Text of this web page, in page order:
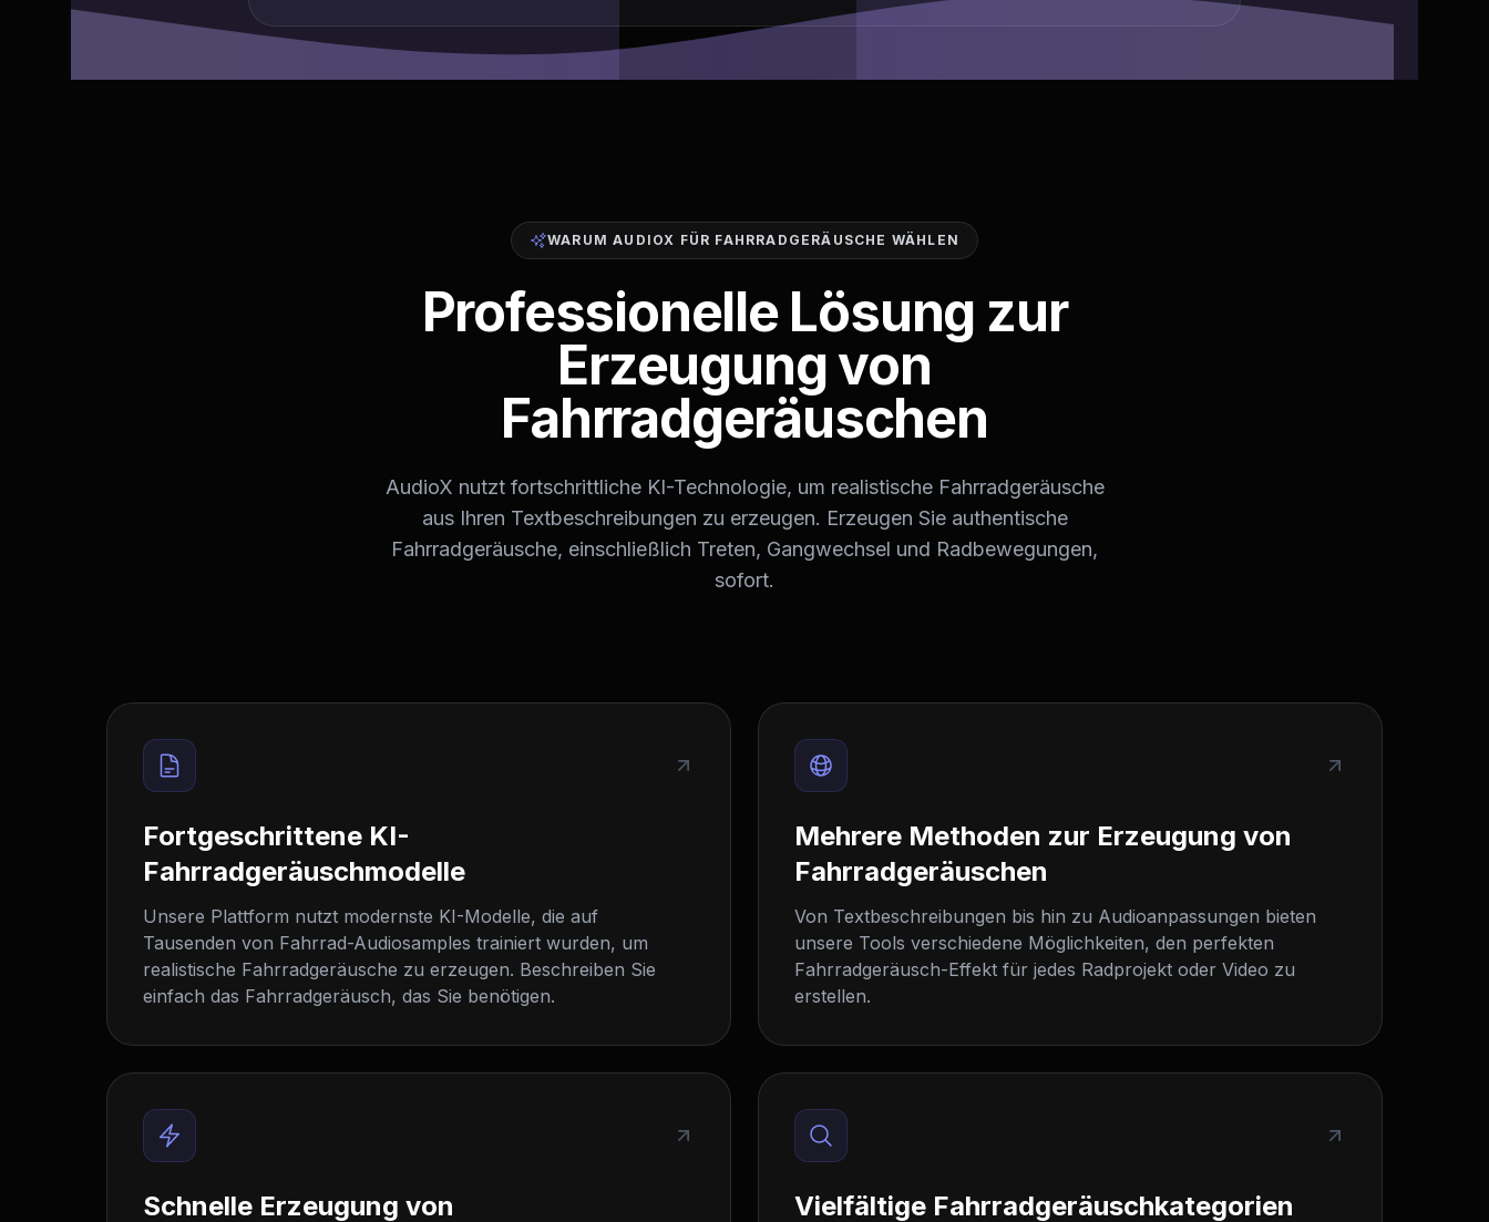
WARUM AUDIOX FÜR FAHRRADGERÄUSCHE WÄHLEN
Professionelle Lösung zur
Erzeugung von
Fahrradgeräuschen
AudioX nutzt fortschrittliche KI-Technologie, um realistische Fahrradgeräusche
aus Ihren Textbeschreibungen zu erzeugen. Erzeugen Sie authentische
Fahrradgeräusche, einschließlich Treten, Gangwechsel und Radbewegungen,
sofort.
Fortgeschrittene KI-
Fahrradgeräuschmodelle
Unsere Plattform nutzt modernste KI-Modelle, die auf
Tausenden von Fahrrad-Audiosamples trainiert wurden, um
realistische Fahrradgeräusche zu erzeugen. Beschreiben Sie
einfach das Fahrradgeräusch, das Sie benötigen.
Mehrere Methoden zur Erzeugung von
Fahrradgeräuschen
Von Textbeschreibungen bis hin zu Audioanpassungen bieten
unsere Tools verschiedene Möglichkeiten, den perfekten
Fahrradgeräusch-Effekt für jedes Radprojekt oder Video zu
erstellen.
Schnelle Erzeugung von Vielfältige Fahrradgeräuschkategorien